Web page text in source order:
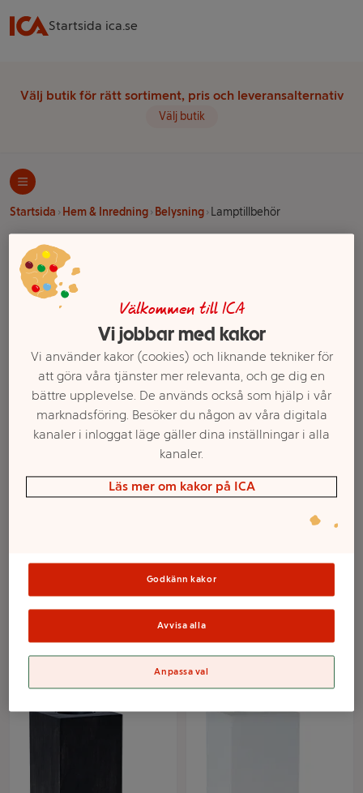
Startsida ica.se
Välj butik för rätt sortiment, pris och leveransalternativ
Välj butik
Startsida Hem & Inredning Belysning Lamptillbehör
Ett exempel på onlinesortiment visas.
Lamptillbehör
Svart 1-p Konstsmide
Mer info
Star Trading
Mer info
Välkommen till ICA
Vi jobbar med kakor
Vi använder kakor (cookies) och liknande tekniker för
att göra våra tjänster mer relevanta, och ge dig en
bättre upplevelse. De används också som hjälp i vår
marknadsföring. Besöker du någon av våra digitala
kanaler i inloggat läge gäller dina inställningar i alla
kanaler.
Läs mer om kakor på ICA
Godkänn kakor
Avvisa alla
Anpassa val